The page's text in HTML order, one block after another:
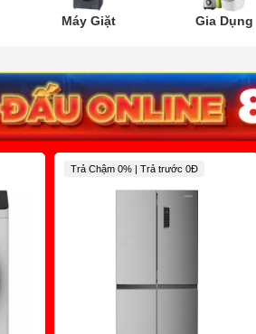
Máy Giặt Gia Dụng
Trả Chậm 0% | Trả trước 0Đ